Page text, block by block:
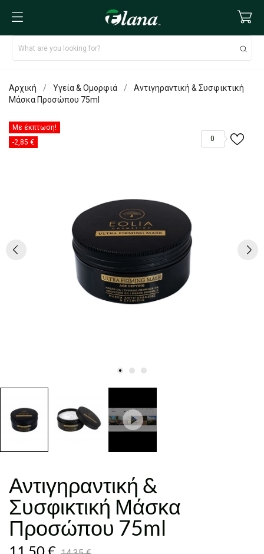
Αρχική Υγεία & Ομορφιά
Αντιγηραντική & Συσφικτική
Μάσκα Προσώπου 75ml
0
Με έκπτωση!
-2,85 €
Αντιγηραντική &
Συσφικτική Μάσκα
Προσώπου 75ml